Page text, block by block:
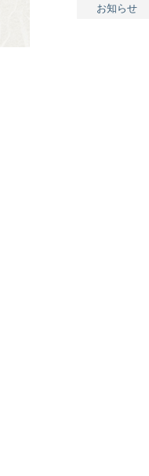
お知らせ